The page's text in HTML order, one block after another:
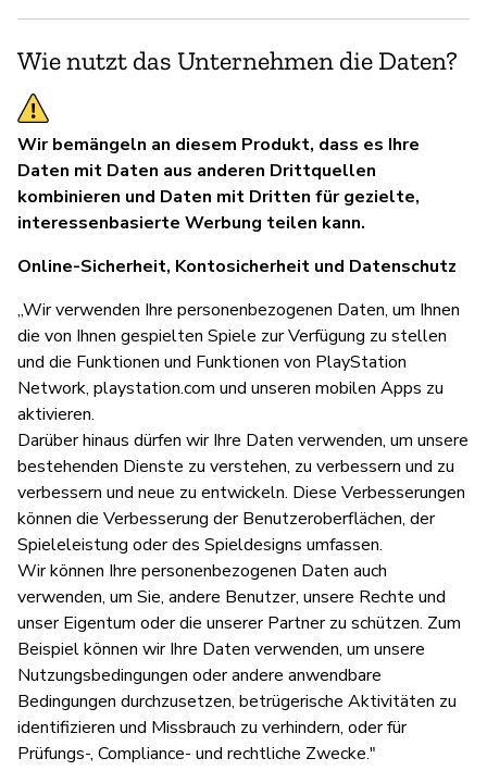
Wie nutzt das Unternehmen die Daten?
Wir bemängeln an diesem Produkt, dass es Ihre
Daten mit Daten aus anderen Drittquellen
kombinieren und Daten mit Dritten für gezielte,
interessenbasierte Werbung teilen kann.
Online-Sicherheit, Kontosicherheit und Datenschutz
„Wir verwenden Ihre personenbezogenen Daten, um Ihnen
die von Ihnen gespielten Spiele zur Verfügung zu stellen
und die Funktionen und Funktionen von PlayStation
Network, playstation.com und unseren mobilen Apps zu
aktivieren.
Darüber hinaus dürfen wir Ihre Daten verwenden, um unsere
bestehenden Dienste zu verstehen, zu verbessern und zu
verbessern und neue zu entwickeln. Diese Verbesserungen
können die Verbesserung der Benutzeroberflächen, der
Spieleleistung oder des Spieldesigns umfassen.
Wir können Ihre personenbezogenen Daten auch
verwenden, um Sie, andere Benutzer, unsere Rechte und
unser Eigentum oder die unserer Partner zu schützen. Zum
Beispiel können wir Ihre Daten verwenden, um unsere
Nutzungsbedingungen oder andere anwendbare
Bedingungen durchzusetzen, betrügerische Aktivitäten zu
identifizieren und Missbrauch zu verhindern, oder für
Prüfungs-, Compliance- und rechtliche Zwecke."